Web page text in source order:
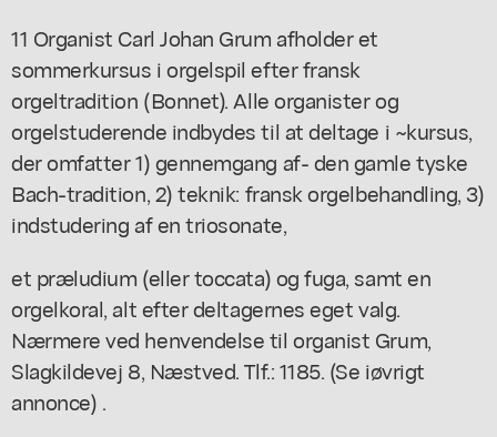
11 Organist Carl Johan Grum afholder et
sommerkursus i orgelspil efter fransk
orgeltradition (Bonnet). Alle organister og
orgelstuderende indbydes til at deltage i ~kursus,
der omfatter 1) gennemgang af- den gamle tyske
Bach-tradition, 2) teknik: fransk orgelbehandling, 3)
indstudering af en triosonate,
et præludium (eller toccata) og fuga, samt en
orgelkoral, alt efter deltagernes eget valg.
Nærmere ved henvendelse til organist Grum,
Slagkildevej 8, Næstved. Tlf.: 1185. (Se iøvrigt
annonce) .